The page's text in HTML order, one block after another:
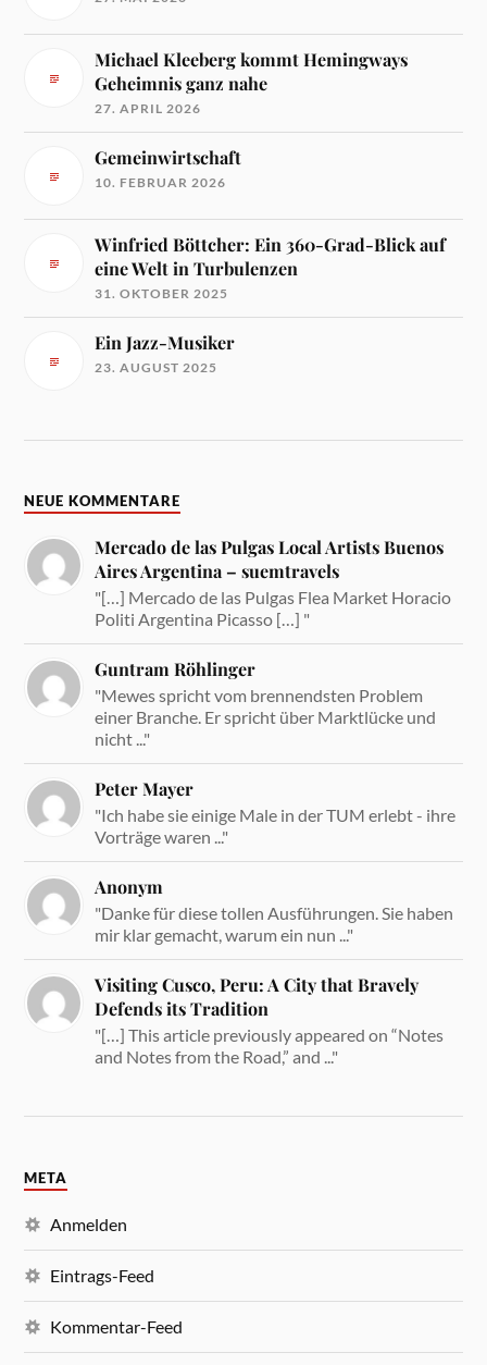
Michael Kleeberg kommt Hemingways
Geheimnis ganz nahe
27. APRIL 2026
Gemeinwirtschaft
10. FEBRUAR 2026
Winfried Böttcher: Ein 360-Grad-Blick auf
eine Welt in Turbulenzen
31. OKTOBER 2025
Ein Jazz-Musiker
23. AUGUST 2025
NEUE KOMMENTARE
Mercado de las Pulgas Local Artists Buenos
Aires Argentina – suemtravels
"[…] Mercado de las Pulgas Flea Market Horacio
Politi Argentina Picasso […] "
Guntram Röhlinger
"Mewes spricht vom brennendsten Problem
einer Branche. Er spricht über Marktlücke und
nicht ..."
Peter Mayer
"Ich habe sie einige Male in der TUM erlebt - ihre
Vorträge waren ..."
Anonym
"Danke für diese tollen Ausführungen. Sie haben
mir klar gemacht, warum ein nun ..."
Visiting Cusco, Peru: A City that Bravely
Defends its Tradition
"[…] This article previously appeared on “Notes
and Notes from the Road,” and ..."
META
Anmelden
Eintrags-Feed
Kommentar-Feed